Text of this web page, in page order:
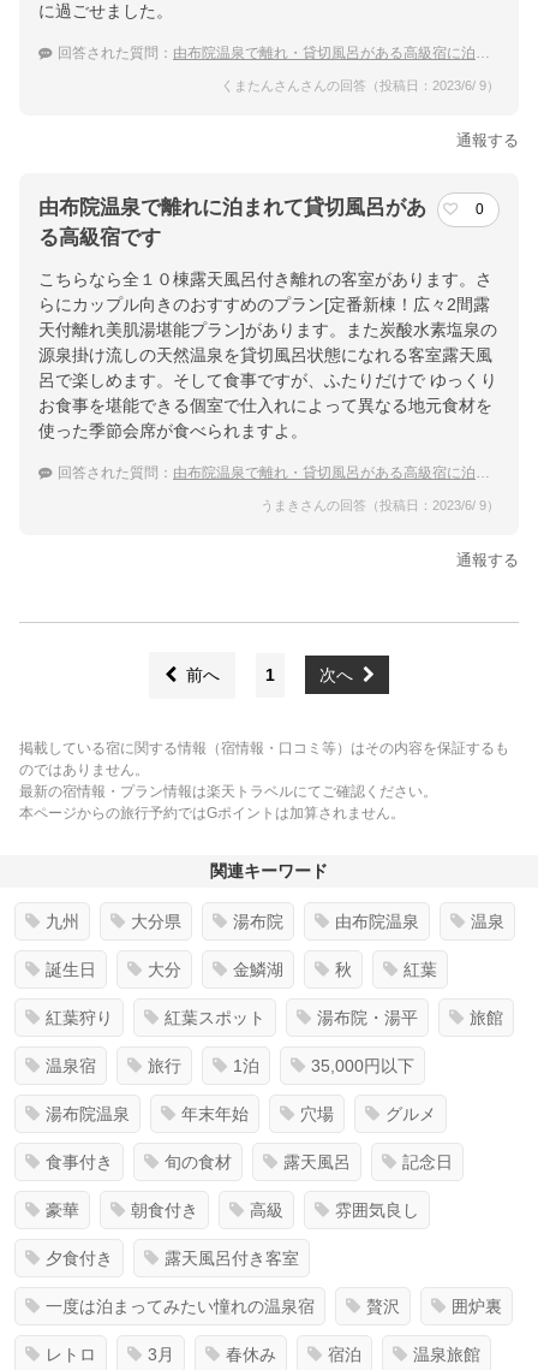
に過ごせました。
回答された質問： 由布院温泉で離れ・貸切風呂がある高級宿に泊まりたい
くまたんさんさんの回答（投稿日：2023/6/ 9）
通報する
由布院温泉で離れに泊まれて貸切風呂があ
る高級宿です
0
こちらなら全１０棟露天風呂付き離れの客室があります。さ
らにカップル向きのおすすめのプラン[定番新棟！広々2間露
天付離れ美肌湯堪能プラン]があります。また炭酸水素塩泉の
源泉掛け流しの天然温泉を貸切風呂状態になれる客室露天風
呂で楽しめます。そして食事ですが、ふたりだけで ゆっくり
お食事を堪能できる個室で仕入れによって異なる地元食材を
使った季節会席が食べられますよ。
回答された質問： 由布院温泉で離れ・貸切風呂がある高級宿に泊まりたい
うまきさんの回答（投稿日：2023/6/ 9）
通報する
前へ 1 次へ
掲載している宿に関する情報（宿情報・口コミ等）はその内容を保証するも
のではありません。
最新の宿情報・プラン情報は楽天トラベルにてご確認ください。
本ページからの旅行予約ではGポイントは加算されません。
関連キーワード
九州 大分県 湯布院 由布院温泉 温泉
誕生日 大分 金鱗湖 秋 紅葉
紅葉狩り 紅葉スポット 湯布院・湯平 旅館
温泉宿 旅行 1泊 35,000円以下
湯布院温泉 年末年始 穴場 グルメ
食事付き 旬の食材 露天風呂 記念日
豪華 朝食付き 高級 雰囲気良し
夕食付き 露天風呂付き客室
一度は泊まってみたい憧れの温泉宿 贅沢 囲炉裏
レトロ 3月 春休み 宿泊 温泉旅館